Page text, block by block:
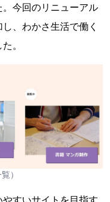
今回のリニューアル
、わかさ生活で働く
。
）